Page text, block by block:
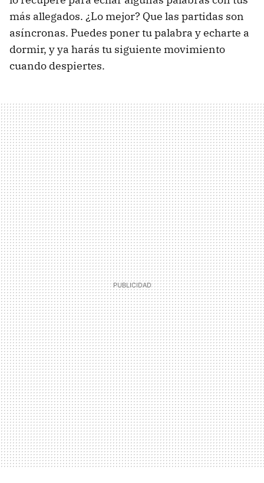
más allegados. ¿Lo mejor? Que las partidas son
asíncronas. Puedes poner tu palabra y echarte a
dormir, y ya harás tu siguiente movimiento
cuando despiertes.